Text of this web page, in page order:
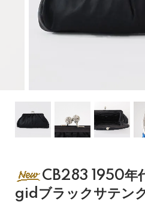
CB283 1950年
gidブラックサテン